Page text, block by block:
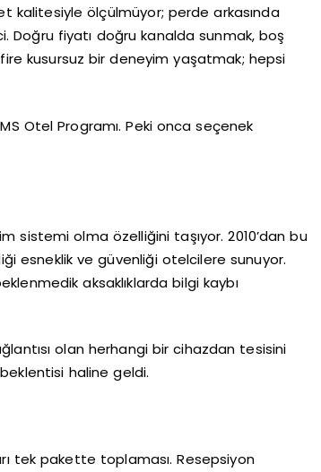
kalitesiyle ölçülmüyor; perde arkasında
Doğru fiyatı doğru kanalda sunmak, boş
kusursuz bir deneyim yaşatmak; hepsi
Otel Programı. Peki onca seçenek
sistemi olma özelliğini taşıyor. 2010’dan bu
esneklik ve güvenliği otelcilere sunuyor.
aksaklıklarda bilgi kaybı
olan herhangi bir cihazdan tesisini
haline geldi.
tek pakette toplaması. Resepsiyon